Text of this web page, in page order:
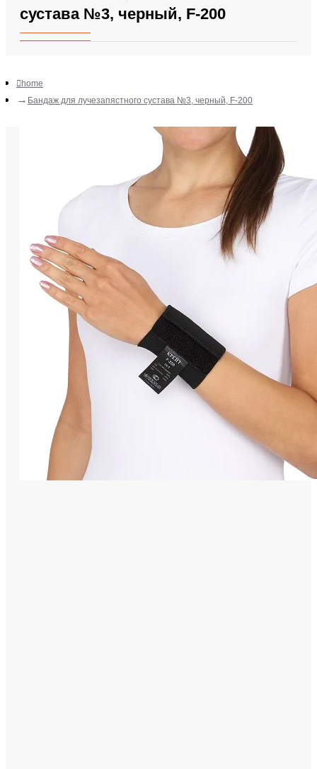
сустава №3, черный, F-200
home
Бандаж для лучезапястного сустава №3, черный, F-200